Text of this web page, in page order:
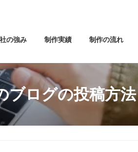
の強み 制作実績 制作の流れ
ブログの投稿方法